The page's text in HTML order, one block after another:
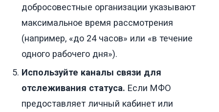
добросовестные организации указывают
максимальное время рассмотрения
(например, «до 24 часов» или «в течение
одного рабочего дня»).
Используйте каналы связи для
отслеживания статуса. Если МФО
предоставляет личный кабинет или